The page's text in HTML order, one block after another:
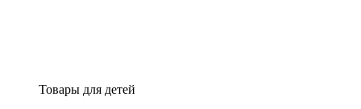
Товары для детей